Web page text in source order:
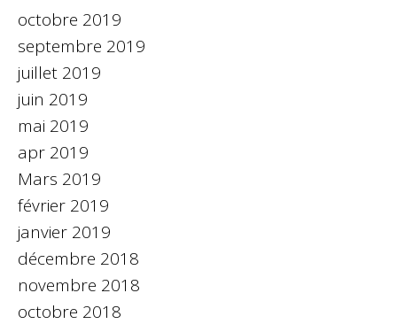
octobre 2019
septembre 2019
juillet 2019
juin 2019
mai 2019
apr 2019
Mars 2019
février 2019
janvier 2019
décembre 2018
novembre 2018
octobre 2018